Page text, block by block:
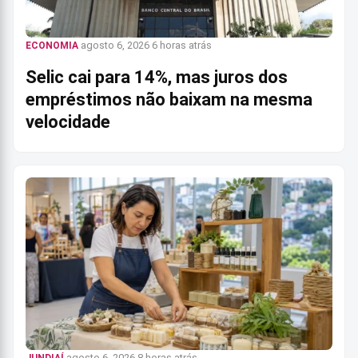
ECONOMIA agosto 6, 2026 6 horas atrás
Selic cai para 14%, mas juros dos
empréstimos não baixam na mesma
velocidade